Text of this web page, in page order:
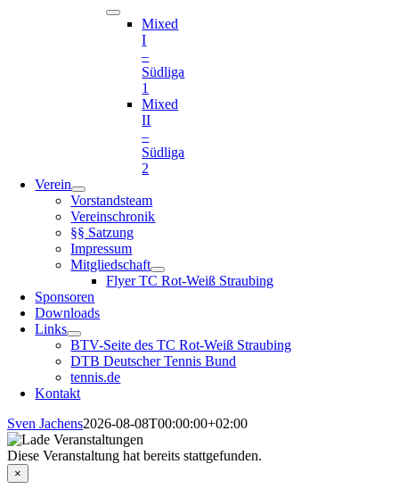
Mixed
I
–
Südliga
1
Mixed
II
–
Südliga
2
Verein
Vorstandsteam
Vereinschronik
§§ Satzung
Impressum
Mitgliedschaft
Flyer TC Rot-Weiß Straubing
Sponsoren
Downloads
Links
BTV-Seite des TC Rot-Weiß Straubing
DTB Deutscher Tennis Bund
tennis.de
Kontakt
Sven Jachens2026-08-08T00:00:00+02:00
Diese Veranstaltung hat bereits stattgefunden.
×